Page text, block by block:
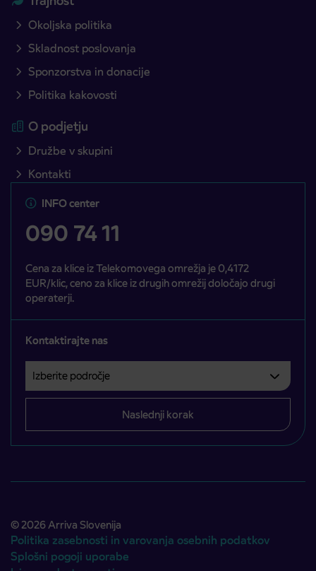
Okoljska politika
Skladnost poslovanja
Sponzorstva in donacije
Politika kakovosti
O podjetju
Družbe v skupini
Kontakti
INFO center
090 74 11
Cena za klice iz Telekomovega omrežja je 0,4172
EUR/klic, ceno za klice iz drugih omrežij določajo drugi
operaterji.
Kontaktirajte nas
Izberite področje
Področje je obvezno izbrati.
Naslednji korak
© 2026 Arriva Slovenija
Politika zasebnosti in varovanja osebnih podatkov
Splošni pogoji uporabe